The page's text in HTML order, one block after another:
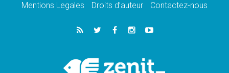
«La visite du Pape en Uruguay renforcera
05.08.2026
Le nonce en Ukraine: «Il est inquiétant
Léon XIV au Pérou, une lueur d'espoir pour
un peuple en quête de paix
Mentions Legales
Droits d’auteur Contactez-nous